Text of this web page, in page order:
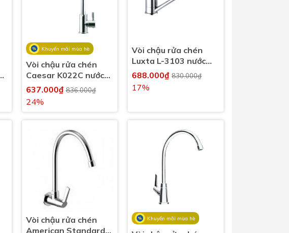
Khuyến mãi mùa hè
Vòi chậu rửa chén
Caesar K022C nước
lạnh
637.000₫836.000₫
24%
Vòi chậu rửa chén
Luxta L-3103 nước
lạnh
688.000₫830.000₫
17%
Vòi chậu rửa chén
American Standard
Khuyến mãi mùa hè